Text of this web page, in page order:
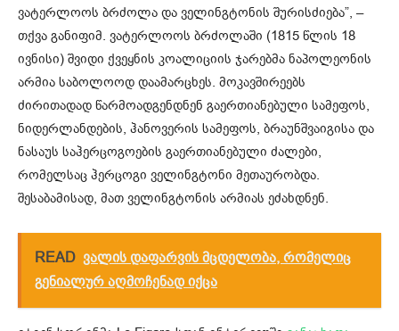
ვატერლოოს ბრძოლა და ველინგტონის შურისძიება”, –
თქვა განიფიმ. ვატერლოოს ბრძოლაში (1815 წლის 18
ივნისი) შვიდი ქვეყნის კოალიციის ჯარებმა ნაპოლეონის
არმია საბოლოოდ დაამარცხეს. მოკავშირეებს
ძირითადად წარმოადგენდნენ გაერთიანებული სამეფოს,
ნიდერლანდების, ჰანოვერის სამეფოს, ბრაუნშვაიგისა და
ნასაუს საჰერცოგოების გაერთიანებული ძალები,
რომელსაც ჰერცოგი ველინგტონი მეთაურობდა.
შესაბამისად, მათ ველინგტონის არმიას ეძახდნენ.
READ ვალის დაფარვის მცდელობა, რომელიც
გენიალურ აღმოჩენად იქცა